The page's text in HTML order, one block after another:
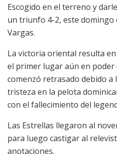
Escogido en el terreno y
un triunfo 4-2, este domingo
Vargas.
La victoria oriental resulta
el primer lugar aún en poder
comenzó retrasado debido a
tristeza en la pelota
con el fallecimiento del
Las Estrellas llegaron al
para luego castigar al
anotaciones.